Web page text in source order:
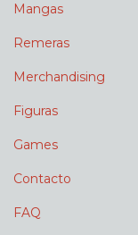
Mangas
Remeras
Merchandising
Figuras
Games
Contacto
FAQ